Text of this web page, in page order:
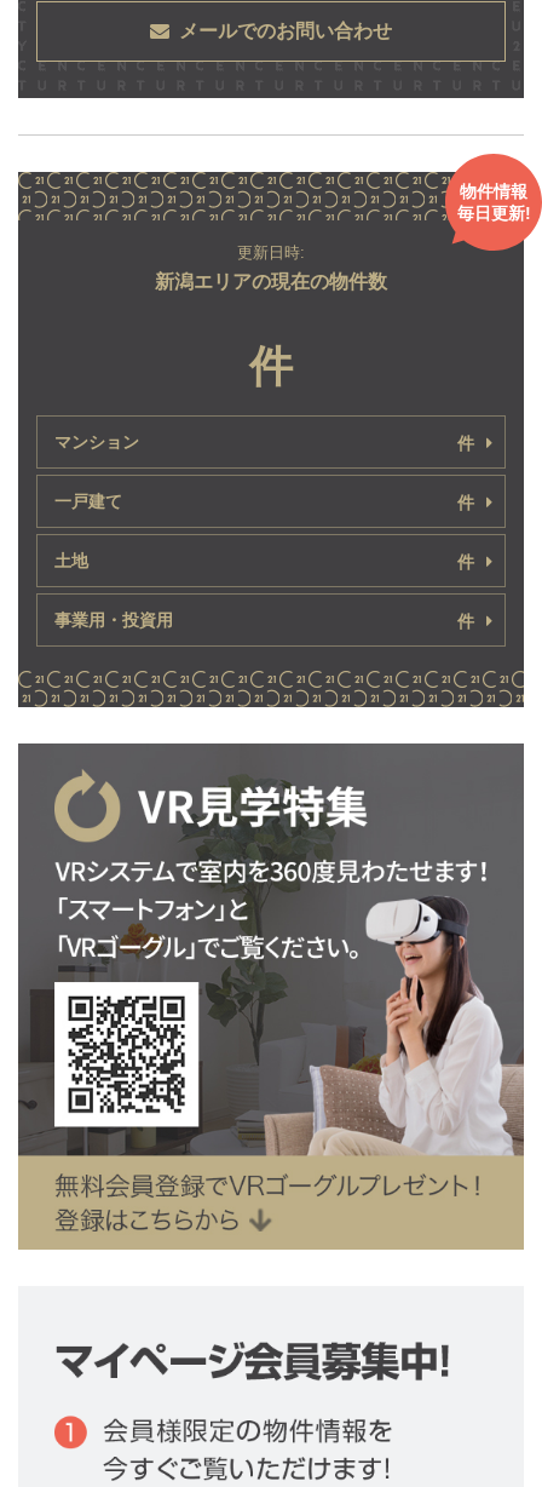
メールでのお問い合わせ
物件情報
毎日更新!
更新日時:
新潟エリアの現在の物件数
件
マンション 件
一戸建て 件
土地 件
事業用・投資用 件